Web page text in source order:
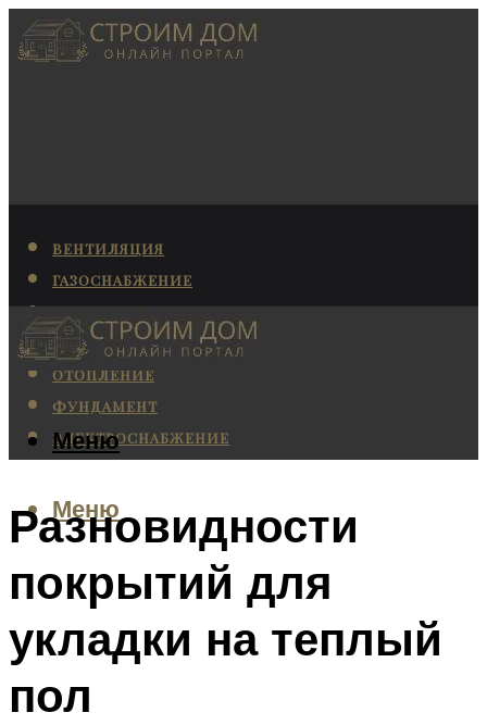
ВЕНТИЛЯЦИЯ
ГАЗОСНАБЖЕНИЕ
КАНАЛИЗАЦИЯ
КОНДИЦИОНИРОВАНИЕ
ОТОПЛЕНИЕ
ФУНДАМЕНТ
ЭЛЕКТРОСНАБЖЕНИЕ
Меню
Меню
Разновидности
покрытий для
укладки на теплый
пол